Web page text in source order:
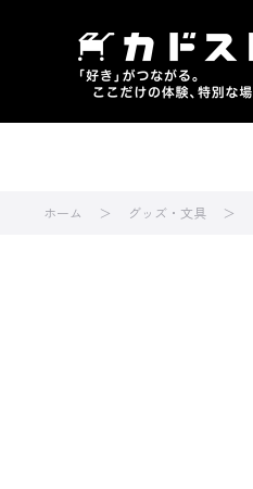
ホーム グッズ・文具